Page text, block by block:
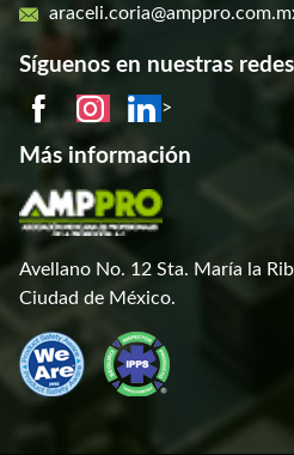
Síguenos en nuestras
>
Más información
Avellano No. 12 Sta. María la
Ciudad de México.